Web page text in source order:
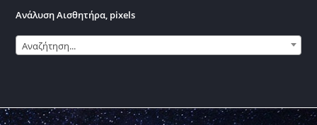
Ανάλυση Αισθητήρα, pixels
Αναζήτηση...